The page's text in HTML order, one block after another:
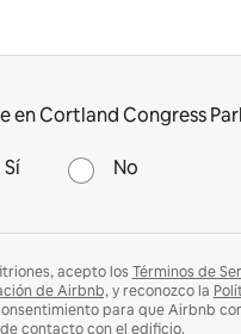
en Cortland Congress
Sí No
acepto los Términos de
de Airbnb,y reconozco la
para que Airbnb
contacto con el edificio.